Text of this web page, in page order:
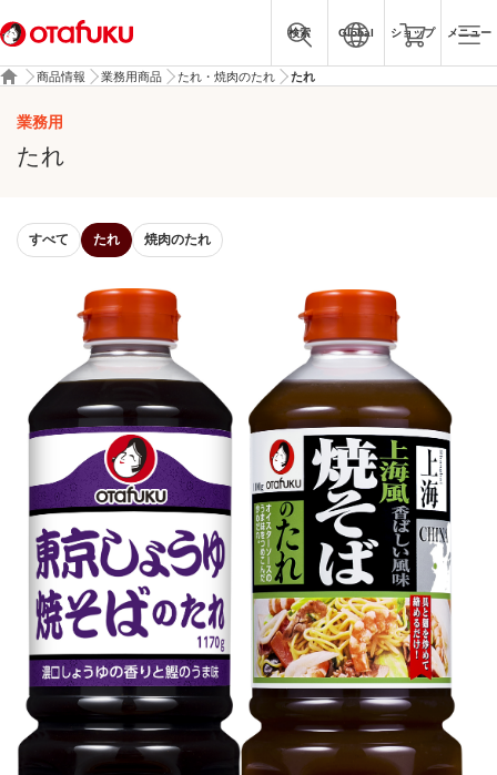
検索 Global ショップ メニュー
商品情報 業務用商品 たれ・焼肉のたれ たれ
業務用
たれ
すべて たれ 焼肉のたれ